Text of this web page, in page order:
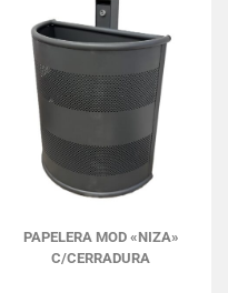
PAPELERA MOD «NIZA»
C/CERRADURA